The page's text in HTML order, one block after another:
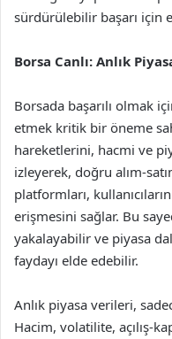
sürdürülebilir başarı için
Borsa Canlı: Anlık
Borsada başarılı olmak
etmek kritik bir öneme
hareketlerini, hacmi ve
izleyerek, doğru alım-
platformları,
erişmesini sağlar. Bu
yakalayabilir ve piyasa
faydayı elde edebilir.
Anlık piyasa verileri,
Hacim, volatilite, açılış-